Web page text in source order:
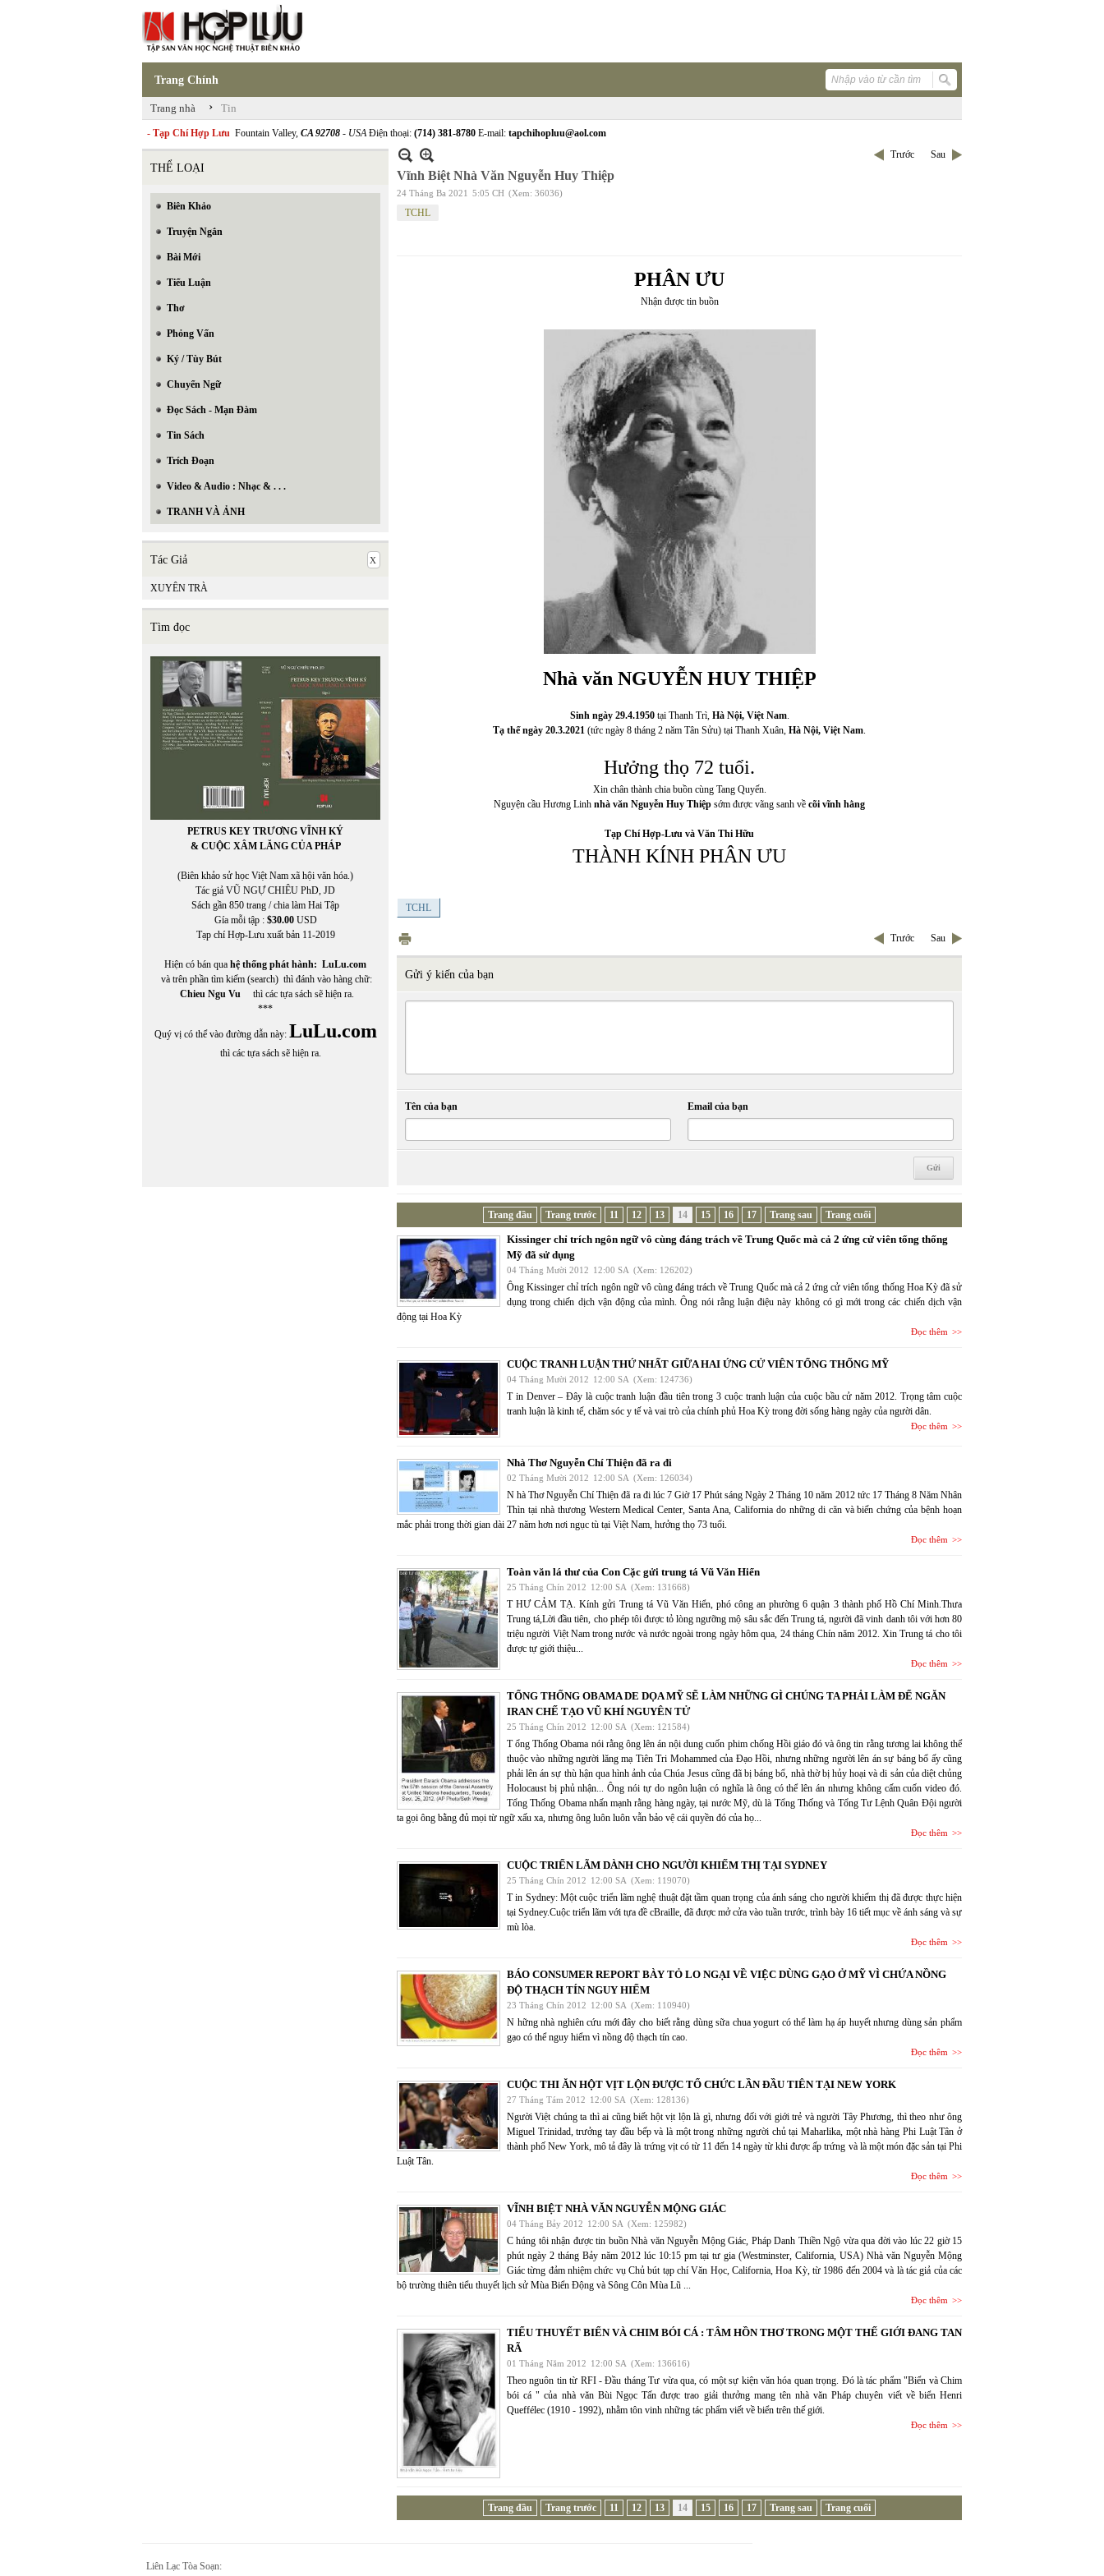
Trang Chính
Trang nhà › Tin
- Tạp Chí Hợp Lưu Fountain Valley, CA 92708 - USAĐiện thoại: (714) 381-8780 E-mail: tapchihopluu@aol.com
THỂ LOẠI
Biên Khảo
Truyện Ngắn
Bài Mới
Tiểu Luận
Thơ
Phỏng Vấn
Ký / Tùy Bút
Chuyển Ngữ
Đọc Sách - Mạn Đàm
Tin Sách
Trích Đoạn
Video & Audio : Nhạc & . . .
TRANH VÀ ẢNH
Tác Giả
XUYÊN TRÀ
Tìm đọc
PETRUS KEY TRƯƠNG VĨNH KÝ
& CUỘC XÂM LĂNG CỦA PHÁP
(Biên khảo sử học Việt Nam xã hội văn hóa.)
Tác giả VŨ NGỰ CHIÊU PhD, JD
Sách gần 850 trang / chia làm Hai Tập
Gía mỗi tập : $30.00USD
Tạp chí Hợp-Lưu xuất bản 11-2019
Hiện có bán qua hệ thống phát hành: LuLu.com
và trên phần tìm kiếm (search) thì đánh vào hàng chữ:
Chieu Ngu Vu thì các tựa sách sẽ hiện ra.
***
Quý vị có thể vào đường dẫn này: LuLu.com
thì các tựa sách sẽ hiện ra.
Trước Sau
Vĩnh Biệt Nhà Văn Nguyễn Huy Thiệp
24 Tháng Ba 2021 5:05 CH (Xem: 36036)
TCHL
PHÂN ƯU
Nhận được tin buồn
Nhà văn NGUYỄN HUY THIỆP
Sinh ngày 29.4.1950 tại Thanh Trì, Hà Nội, Việt Nam.
Tạ thế ngày 20.3.2021 (tức ngày 8 tháng 2 năm Tân Sửu) tại Thanh Xuân, Hà Nội, Việt Nam.
Hưởng thọ 72 tuổi.
Xin chân thành chia buồn cùng Tang Quyến.
Nguyện cầu Hương Linh nhà văn Nguyễn Huy Thiệp sớm được vãng sanh về cõi vĩnh hằng
Tạp Chí Hợp-Lưu và Văn Thi Hữu
THÀNH KÍNH PHÂN ƯU
TCHL
Trước Sau
Gửi ý kiến của bạn
Tên của bạn Email của bạn
Trang đầu Trang trước 11 12 13 14 15 16 17 Trang sau Trang cuối
Kissinger chỉ trích ngôn ngữ vô cùng đáng trách về Trung Quốc mà cả 2 ứng cử viên tổng thống
Mỹ đã sử dụng
04 Tháng Mười 2012 12:00 SA (Xem: 126202)
Ông Kissinger chỉ trích ngôn ngữ vô cùng đáng trách về Trung Quốc mà cả 2 ứng cử viên tổng thống Hoa Kỳ đã sử
dụng trong chiến dịch vận động của mình. Ông nói rằng luận điệu này không có gì mới trong các chiến dịch vận
động tại Hoa Kỳ
Đọc thêm
CUỘC TRANH LUẬN THỨ NHẤT GIỮA HAI ỨNG CỬ VIÊN TỔNG THỐNG MỸ
04 Tháng Mười 2012 12:00 SA (Xem: 124736)
T in Denver – Đây là cuộc tranh luận đầu tiên trong 3 cuộc tranh luận của cuộc bầu cử năm 2012. Trọng tâm cuộc
tranh luận là kinh tế, chăm sóc y tế và vai trò của chính phủ Hoa Kỳ trong đời sống hàng ngày của người dân.
Đọc thêm
Nhà Thơ Nguyễn Chí Thiện đã ra đi
02 Tháng Mười 2012 12:00 SA (Xem: 126034)
N hà Thơ Nguyễn Chí Thiện đã ra đi lúc 7 Giờ 17 Phút sáng Ngày 2 Tháng 10 năm 2012 tức 17 Tháng 8 Năm Nhân
Thìn tại nhà thương Western Medical Center, Santa Ana, California do những di căn và biến chứng của bệnh hoạn
mắc phải trong thời gian dài 27 năm hơn nơi ngục tù tại Việt Nam, hưởng thọ 73 tuổi.
Đọc thêm
Toàn văn lá thư của Con Cặc gửi trung tá Vũ Văn Hiển
25 Tháng Chín 2012 12:00 SA (Xem: 131668)
T HƯ CẢM TẠ. Kính gửi Trung tá Vũ Văn Hiển, phó công an phường 6 quận 3 thành phố Hồ Chí Minh.Thưa
Trung tá,Lời đầu tiên, cho phép tôi được tỏ lòng ngưỡng mộ sâu sắc đến Trung tá, người đã vinh danh tôi với hơn 80
triệu người Việt Nam trong nước và nước ngoài trong ngày hôm qua, 24 tháng Chín năm 2012. Xin Trung tá cho tôi
được tự giới thiệu...
Đọc thêm
TỔNG THỐNG OBAMA DE DỌA MỸ SẼ LÀM NHỮNG GÌ CHÚNG TA PHẢI LÀM ĐỂ NGĂN
IRAN CHẾ TẠO VŨ KHÍ NGUYÊN TỬ
25 Tháng Chín 2012 12:00 SA (Xem: 121584)
T ổng Thống Obama nói rằng ông lên án nội dung cuốn phim chống Hồi giáo đó và ông tin rằng tương lai không thể
thuộc vào những người lăng mạ Tiên Tri Mohammed của Đạo Hồi, nhưng những người lên án sự báng bổ ấy cũng
phải lên án sự thù hận qua hình ảnh của Chúa Jesus cũng đã bị báng bổ, nhà thờ bị hủy hoại và di sản của diệt chủng
Holocaust bị phủ nhận... Ông nói tự do ngôn luận có nghĩa là ông có thể lên án nhưng không cấm cuốn video đó.
Tổng Thống Obama nhấn mạnh rằng hàng ngày, tại nước Mỹ, dù là Tổng Thống và Tổng Tư Lệnh Quân Đội người
ta gọi ông bằng đủ mọi từ ngữ xấu xa, nhưng ông luôn luôn vẫn bảo vệ cái quyền đó của họ...
Đọc thêm
CUỘC TRIỂN LÃM DÀNH CHO NGƯỜI KHIẾM THỊ TẠI SYDNEY
25 Tháng Chín 2012 12:00 SA (Xem: 119070)
T in Sydney: Một cuộc triển lãm nghệ thuật đặt tầm quan trọng của ánh sáng cho người khiếm thị đã được thực hiện
tại Sydney.Cuộc triển lãm với tựa đề cBraille, đã được mở cửa vào tuần trước, trình bày 16 tiết mục về ánh sáng và sự
mù lòa.
Đọc thêm
BÁO CONSUMER REPORT BÀY TỎ LO NGẠI VỀ VIỆC DÙNG GẠO Ở MỸ VÌ CHỨA NỒNG
ĐỘ THẠCH TÍN NGUY HIỂM
23 Tháng Chín 2012 12:00 SA (Xem: 110940)
N hững nhà nghiên cứu mới đây cho biết rằng dùng sữa chua yogurt có thể làm hạ áp huyết nhưng dùng sản phẩm
gạo có thể nguy hiểm vì nồng độ thạch tín cao.
Đọc thêm
CUỘC THI ĂN HỘT VỊT LỘN ĐƯỢC TỔ CHỨC LẦN ĐẦU TIÊN TẠI NEW YORK
27 Tháng Tám 2012 12:00 SA (Xem: 128136)
Người Việt chúng ta thì ai cũng biết hột vịt lộn là gì, nhưng đối với giới trẻ và người Tây Phương, thì theo như ông
Miguel Trinidad, trưởng tay đầu bếp và là một trong những người chủ tại Maharlika, một nhà hàng Phi Luật Tân ở
thành phố New York, mô tả đây là trứng vịt có từ 11 đến 14 ngày từ khi được ấp trứng và là một món đặc sản tại Phi
Luật Tân.
Đọc thêm
VĨNH BIỆT NHÀ VĂN NGUYỄN MỘNG GIÁC
04 Tháng Bảy 2012 12:00 SA (Xem: 125982)
C húng tôi nhận được tin buồn Nhà văn Nguyễn Mộng Giác, Pháp Danh Thiền Ngộ vừa qua đời vào lúc 22 giờ 15
phút ngày 2 tháng Bảy năm 2012 lúc 10:15 pm tại tư gia (Westminster, California, USA) Nhà văn Nguyễn Mộng
Giác từng đảm nhiệm chức vụ Chủ bút tạp chí Văn Học, California, Hoa Kỳ, từ 1986 đến 2004 và là tác giả của các
bộ trường thiên tiểu thuyết lịch sử Mùa Biển Động và Sông Côn Mùa Lũ ...
Đọc thêm
TIỂU THUYẾT BIỂN VÀ CHIM BÓI CÁ : TÂM HỒN THƠ TRONG MỘT THẾ GIỚI ĐANG TAN
RÃ
01 Tháng Năm 2012 12:00 SA (Xem: 136616)
Theo nguôn tin từ RFI - Đầu tháng Tư vừa qua, có một sự kiện văn hóa quan trọng. Đó là tác phẩm "Biển và Chim
bói cá " của nhà văn Bùi Ngọc Tấn được trao giải thưởng mang tên nhà văn Pháp chuyên viết về biển Henri
Queffélec (1910 - 1992), nhằm tôn vinh những tác phẩm viết về biển trên thế giới.
Đọc thêm
Trang đầu Trang trước 11 12 13 14 15 16 17 Trang sau Trang cuối
Liên Lạc Tòa Soạn: